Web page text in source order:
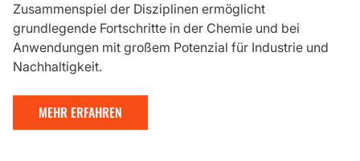
Zusammenspiel der Disziplinen ermöglicht
grundlegende Fortschritte in der Chemie und bei
Anwendungen mit großem Potenzial für Industrie und
Nachhaltigkeit.
MEHR ERFAHREN